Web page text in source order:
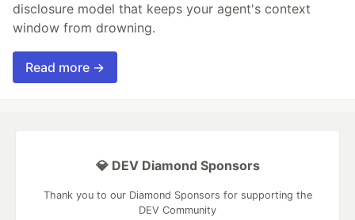
disclosure model that keeps your agent's context
window from drowning.
Read more →
💎 DEV Diamond Sponsors
Thank you to our Diamond Sponsors for supporting the
DEV Community